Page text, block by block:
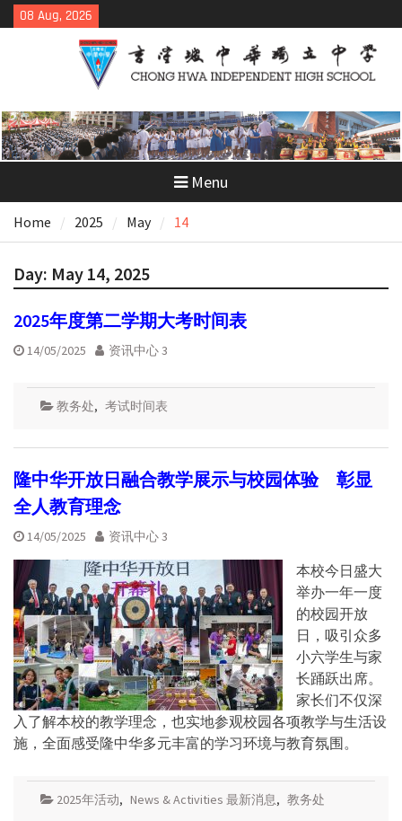
Skip
to
08 Aug, 2026
Menu
Home 2025 May 14
Day: May 14, 2025
2025年度第二学期大考时间表
14/05/2025 资讯中心 3
教务处, 考试时间表
隆中华开放日融合教学展示与校园体验 彰显
全人教育理念
14/05/2025 资讯中心 3
本校今日盛大
举办一年一度
的校园开放
日，吸引众多
小六学生与家
长踊跃出席。
家长们不仅深
入了解本校的教学理念，也实地参观校园各项教学与生活设
施，全面感受隆中华多元丰富的学习环境与教育氛围。
2025年活动, News & Activities 最新消息, 教务处